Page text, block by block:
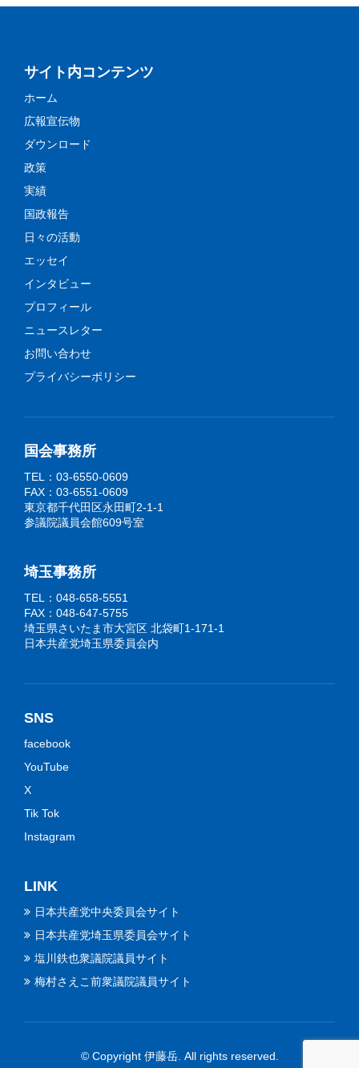
サイト内コンテンツ
ホーム
広報宣伝物
ダウンロード
政策
実績
国政報告
日々の活動
エッセイ
インタビュー
プロフィール
ニュースレター
お問い合わせ
プライバシーポリシー
国会事務所
TEL：03-6550-0609
FAX：03-6551-0609
東京都千代田区永田町2-1-1
参議院議員会館609号室
埼玉事務所
TEL：048-658-5551
FAX：048-647-5755
埼玉県さいたま市大宮区 北袋町1-171-1
日本共産党埼玉県委員会内
SNS
facebook
YouTube
X
Tik Tok
Instagram
LINK
日本共産党中央委員会サイト
日本共産党埼玉県委員会サイト
塩川鉄也衆議院議員サイト
梅村さえこ前衆議院議員サイト
© Copyright 伊藤岳. All rights reserved.